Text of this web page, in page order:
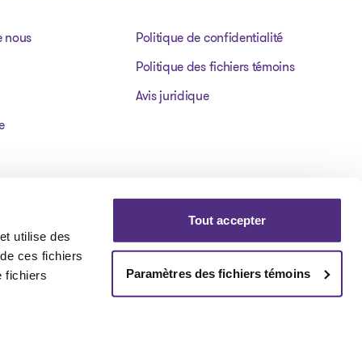
utilise des
ces fichiers
fichiers
Tout accepter
Paramètres des fichiers témoins
nous
Politique de confidentialité
Politique des fichiers témoins
Avis juridique